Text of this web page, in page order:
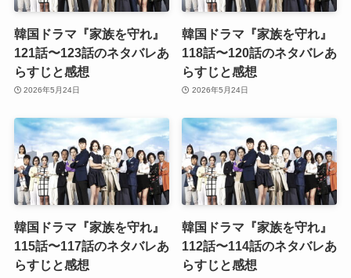
韓国ドラマ『家族を守れ』
121話〜123話のネタバレあ
らすじと感想
2026年5月24日
韓国ドラマ『家族を守れ』
118話〜120話のネタバレあ
らすじと感想
2026年5月24日
韓国ドラマ『家族を守れ』
115話〜117話のネタバレあ
らすじと感想
韓国ドラマ『家族を守れ』
112話〜114話のネタバレあ
らすじと感想